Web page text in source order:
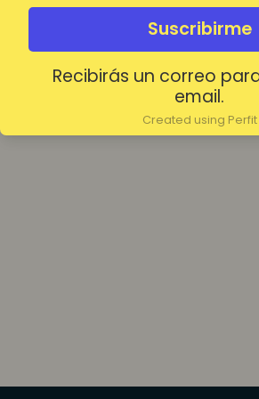
Suscribirme
Recibirás un correo
email.
Created using Perfit
Mantenerme conectado
Acceder